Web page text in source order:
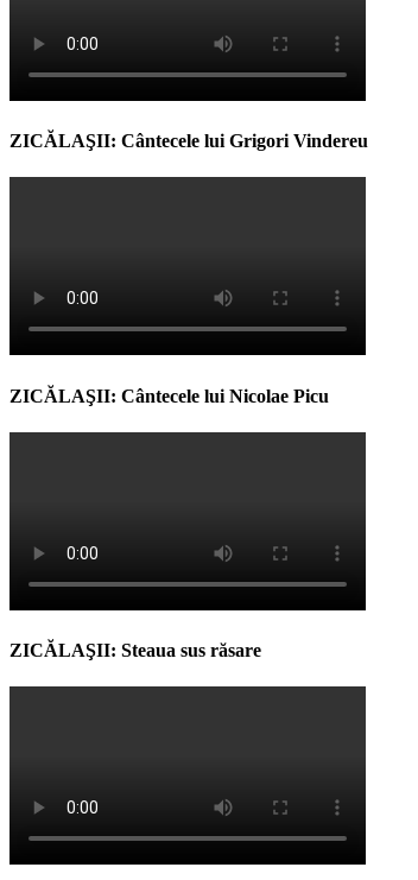
ZICĂLAŞII: Cântecele lui Grigori Vindereu
ZICĂLAŞII: Cântecele lui Nicolae Picu
ZICĂLAŞII: Steaua sus răsare